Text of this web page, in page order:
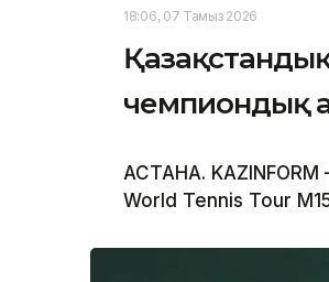
18:06, 07 Тамыз 2026
чемпиондық
АСТАНА. KAZINFORM
World Tennis Tour